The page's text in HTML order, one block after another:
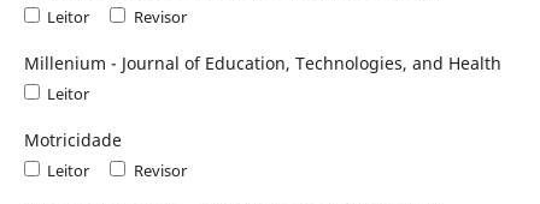
Leitor Revisor
Millenium - Journal of Education, Technologies, and Health
Leitor
Motricidade
Leitor Revisor